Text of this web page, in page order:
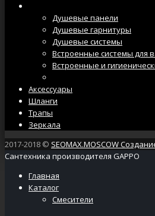
Душевые панели
Душевые гарнитуры
Душевые системы
Встроенные системы для
Встроенные и
Аксессуары
Шланги
Трапы
Зеркала
2017-2018 © SEOMAX.MOSCOW
Сантехника производителя GAPPO
Главная
Каталог
Смесители